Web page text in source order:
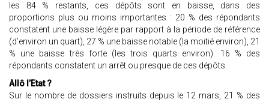
les 84 % restants, ces dépôts sont en baisse, dans des
proportions plus ou moins importantes : 20 % des répondants
constatent une baisse légère par rapport à la période de référence
(d’environ un quart), 27 % une baisse notable (la moitié environ), 21
% une baisse très forte (les trois quarts environ). 16 % des
répondants constatent un arrêt ou presque de ces dépôts.
Allô l’Etat ?
Sur le nombre de dossiers instruits depuis le 12 mars, 21 % des